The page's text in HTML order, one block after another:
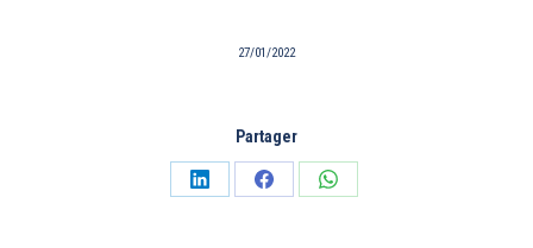
27/01/2022
Partager
PartagerPartagerPartager